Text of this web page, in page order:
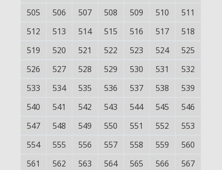
505 506 507 508 509 510
511
512
513 514 515 516 517
518
519
520 521 522 523 524
525
526
527 528 529 530 531
532
533
534 535 536 537 538
539
540
541 542 543 544 545
546
547
548 549 550 551 552
553
554
555 556 557 558 559
560
561
562 563 564 565 566
567